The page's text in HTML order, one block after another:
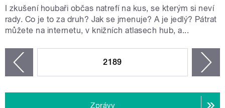
I zkušení houbaři občas natrefí na kus, se kterým si neví
rady. Co je to za druh? Jak se jmenuje? A je jedlý? Pátrat
můžete na internetu, v knižních atlasech hub, a...
2189
Zprávy